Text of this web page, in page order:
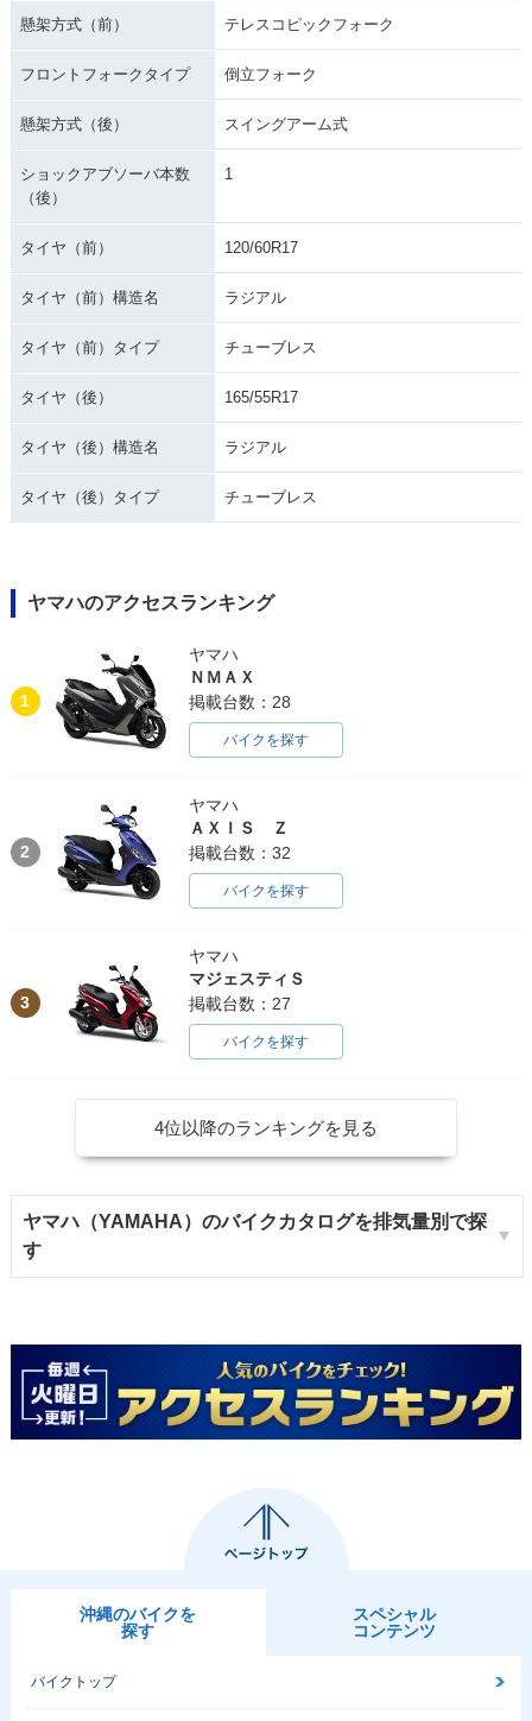
懸架方式（前） テレスコピックフォーク
フロントフォークタイプ 倒立フォーク
懸架方式（後） スイングアーム式
ショックアブソーバ本数
（後）
1
タイヤ（前） 120/60R17
タイヤ（前）構造名 ラジアル
タイヤ（前）タイプ チューブレス
タイヤ（後） 165/55R17
タイヤ（後）構造名 ラジアル
タイヤ（後）タイプ チューブレス
ヤマハのアクセスランキング
1
ヤマハ
ＮＭＡＸ
掲載台数：28
バイクを探す
2
ヤマハ
ＡＸＩＳ Ｚ
掲載台数：32
バイクを探す
3
ヤマハ
マジェスティＳ
掲載台数：27
バイクを探す
4位以降のランキングを見る
ヤマハ（YAMAHA）のバイクカタログを排気量別で探
す
沖縄のバイクを
探す
スペシャル
コンテンツ
バイクトップ